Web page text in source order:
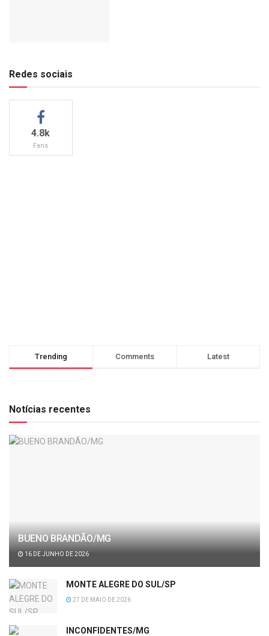
Redes sociais
4.8k
Fans
Trending Comments Latest
Notícias recentes
BUENO BRANDÃO/MG
16 DE JUNHO DE 2026
MONTE ALEGRE DO SUL/SP
27 DE MAIO DE 2026
INCONFIDENTES/MG